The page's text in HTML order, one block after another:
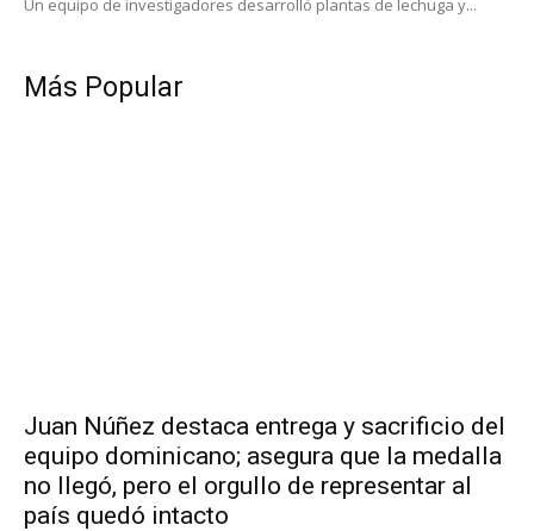
Un equipo de investigadores desarrolló plantas de lechuga y...
Más Popular
Juan Núñez destaca entrega y sacrificio del
equipo dominicano; asegura que la medalla
no llegó, pero el orgullo de representar al
país quedó intacto